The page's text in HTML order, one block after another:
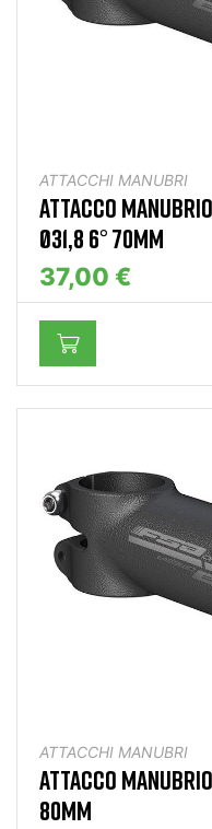
ATTACCHI MANUBRI
ATTACCO
Ø31,8 6° 70MM
37,00 €
ATTACCHI MANUBRI
ATTACCO
80MM